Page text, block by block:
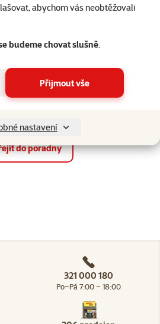
abychom vás neobtěžovali
budeme chovat slušně.
Přijmout vše
nastavení
Zima se psem, rady a
do poradny
321 000 180
Po–Pá 7:00 – 18:00